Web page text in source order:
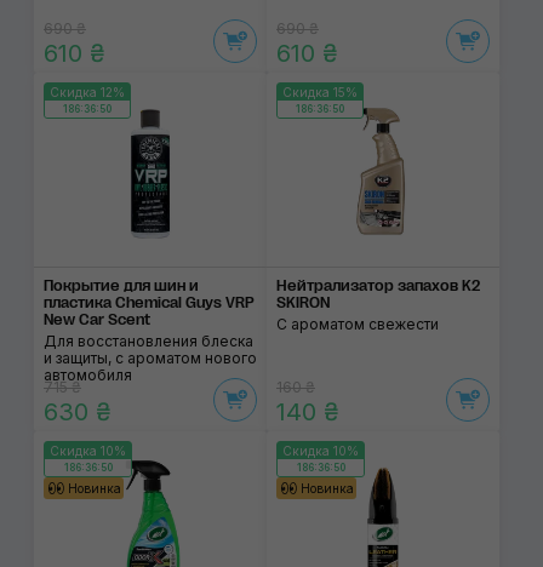
690 ₴
610 ₴
690 ₴
610 ₴
Скидка 12%
186:36:50
Покрытие для шин и
пластика Chemical Guys VRP
New Car Scent
Для восстановления блеска
и защиты, с ароматом нового
автомобиля
715 ₴
630 ₴
Скидка 15%
186:36:50
Нейтрализатор запа­хов K2
SKIRON
С ароматом свежести
160 ₴
140 ₴
Скидка 10%
186:36:50
Новинка
Скидка 10%
186:36:50
Новинка